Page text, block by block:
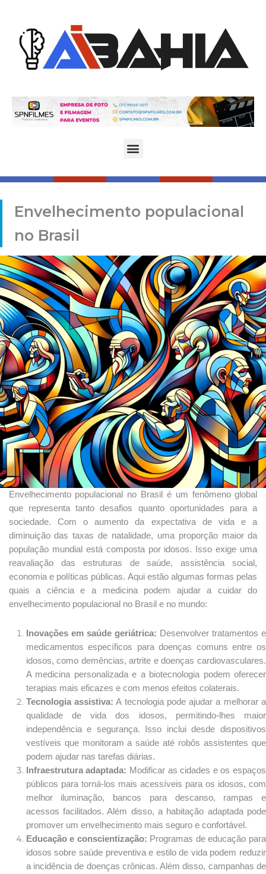
Envelhecimento populacional
no Brasil
Envelhecimento populacional no Brasil é um fenômeno global
que representa tanto desafios quanto oportunidades para a
sociedade. Com o aumento da expectativa de vida e a
diminuição das taxas de natalidade, uma proporção maior da
população mundial está composta por idosos. Isso exige uma
reavaliação das estruturas de saúde, assistência social,
economia e políticas públicas. Aqui estão algumas formas pelas
quais a ciência e a medicina podem ajudar a cuidar do
envelhecimento populacional no Brasil e no mundo:
Inovações em saúde geriátrica: Desenvolver tratamentos e
medicamentos específicos para doenças comuns entre os
idosos, como demências, artrite e doenças cardiovasculares.
A medicina personalizada e a biotecnologia podem oferecer
terapias mais eficazes e com menos efeitos colaterais.
Tecnologia assistiva: A tecnologia pode ajudar a melhorar a
qualidade de vida dos idosos, permitindo-lhes maior
independência e segurança. Isso inclui desde dispositivos
vestíveis que monitoram a saúde até robôs assistentes que
podem ajudar nas tarefas diárias.
Infraestrutura adaptada: Modificar as cidades e os espaços
públicos para torná-los mais acessíveis para os idosos, com
melhor iluminação, bancos para descanso, rampas e
acessos facilitados. Além disso, a habitação adaptada pode
promover um envelhecimento mais seguro e confortável.
Educação e conscientização: Programas de educação para
idosos sobre saúde preventiva e estilo de vida podem reduzir
a incidência de doenças crônicas. Além disso, campanhas de